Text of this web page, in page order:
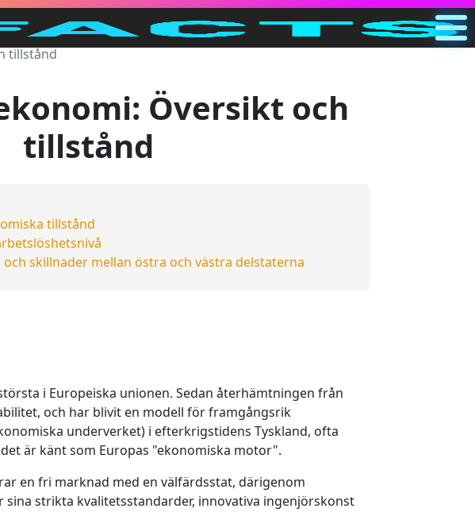
Sök
tillstånd
Översikt och
tillstånd
tillstånd
skillnader mellan östra och västra delstaterna
i Europeiska unionen. Sedan återhämtningen från
och har blivit en modell för framgångsrik
underverket) i efterkrigstidens Tyskland, ofta
är känt som Europas "ekonomiska motor".
en fri marknad med en välfärdsstat, därigenom
strikta kvalitetsstandarder, innovativa ingenjörskonst